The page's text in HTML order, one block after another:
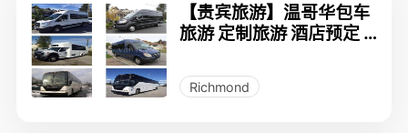
【贵宾旅游】温哥华包车
旅游 定制旅游 酒店预定 w
Richmond